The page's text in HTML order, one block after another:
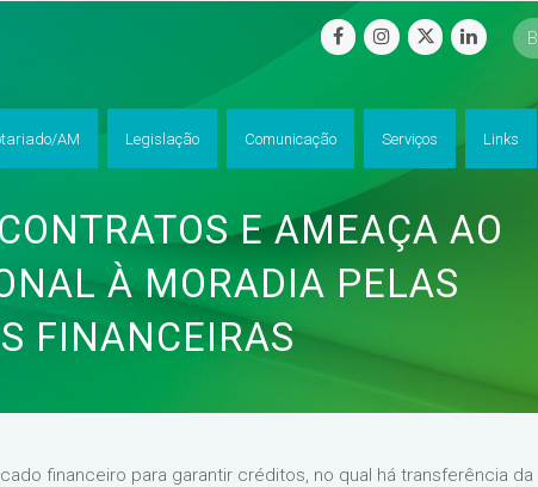
facebookinstagram
twitterlinkedin
AM Legislação Comunicação Serviços Links
E AMEAÇA AO
À MORADIA PELAS
FINANCEIRAS
financeiro para garantir créditos, no qual há transferência da